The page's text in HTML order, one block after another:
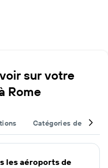
sur votre
Rome
Catégories de
les aéroports de